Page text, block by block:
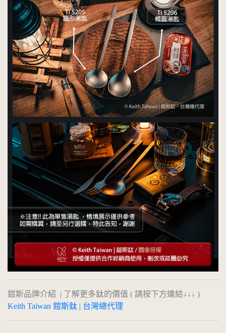
鎧斯品牌介紹 | 了解更多鈦的價值 ( 請按下方連結↓↓↓ )
Keith Taiwan 鎧斯鈦 | 台灣總代理